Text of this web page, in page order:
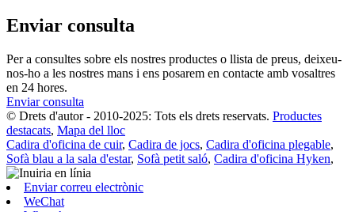
Enviar consulta
Per a consultes sobre els nostres productes o llista de preus, deixeu-
nos-ho a les nostres mans i ens posarem en contacte amb vosaltres
en 24 hores.
Enviar consulta
© Drets d'autor - 2010-2025: Tots els drets reservats. Productes
destacats, Mapa del lloc
Cadira d'oficina de cuir, Cadira de jocs, Cadira d'oficina plegable,
Sofà blau a la sala d'estar, Sofà petit saló, Cadira d'oficina Hyken,
Enviar correu electrònic
WeChat